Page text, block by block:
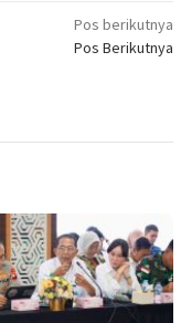
Pos berikutnya
Pos Berikutnya